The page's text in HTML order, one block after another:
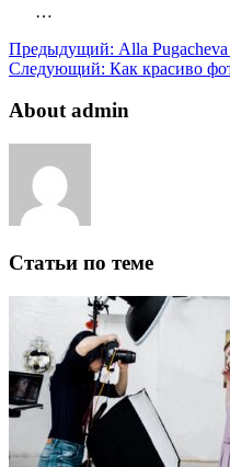
…
Предыдущий: Alla
Следующий: Как красиво
About admin
Статьи по теме